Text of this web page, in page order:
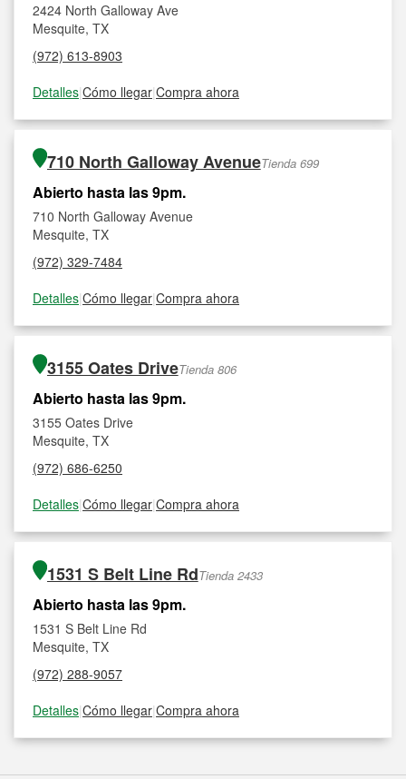
2424 North Galloway Ave
Mesquite, TX
(972) 613-8903
Detalles|Cómo llegar|Compra ahora
710 North Galloway AvenueTienda 699
Abierto hasta las 9pm.
710 North Galloway Avenue
Mesquite, TX
(972) 329-7484
Detalles|Cómo llegar|Compra ahora
3155 Oates DriveTienda 806
Abierto hasta las 9pm.
3155 Oates Drive
Mesquite, TX
(972) 686-6250
Detalles|Cómo llegar|Compra ahora
1531 S Belt Line RdTienda 2433
Abierto hasta las 9pm.
1531 S Belt Line Rd
Mesquite, TX
(972) 288-9057
Detalles|Cómo llegar|Compra ahora